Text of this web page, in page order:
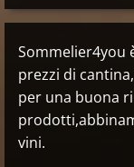
Sommelier4you
prezzi di
per una buona
vini.